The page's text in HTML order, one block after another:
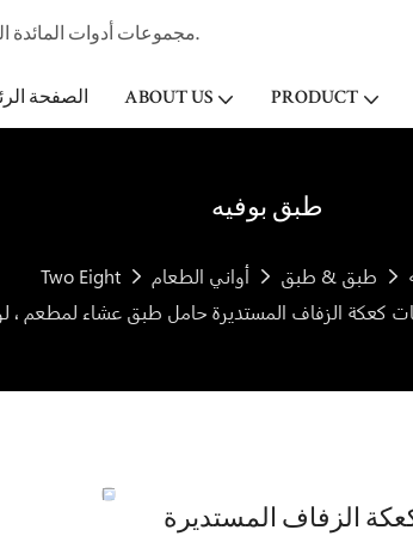
مجموعات أدوات المائدة الخزفية المهنية الصانع وتاجر الجملة لفندق ستار & مطعم منذ عام 1998.
الصفحة ABOUT US PRODUCT
طبق بوفيه
Two Eight أواني الطعام طبق & طبق
أدوات المائدة الطرف 3 طبقات كعكة الزفاف المستديرة